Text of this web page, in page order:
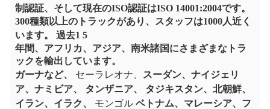
制認証、そして現在のISO認証はISO 14001:2004です。
300種類以上のトラックがあり、スタッフは1000人近く
います。
過去1 5
年間、アフリカ、アジア、南米諸国にさまざまなトラ
ックを輸出しています。
ガーナなど、
セーラレオナ、
スーダン、ナイジェリ
ア、ナミビア、 タンザニア、
タジキスタン、北朝鮮、
イラン、イラク、 モンゴル ベトナム、マレーシア、 フ